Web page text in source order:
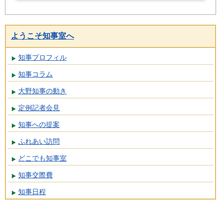
ようこそ知事室へ
知事プロフィル
知事コラム
大野知事の動き
定例記者会見
知事への提案
ふれあい訪問
どこでも知事室
知事交際費
知事日程